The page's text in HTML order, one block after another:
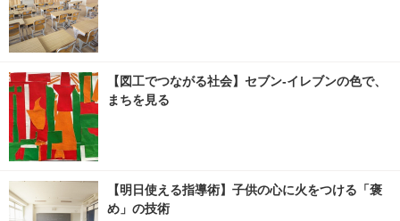
【図工でつながる社会】セブン‐イレブンの色で、
まちを見る
【明日使える指導術】子供の心に火をつける「褒
め」の技術